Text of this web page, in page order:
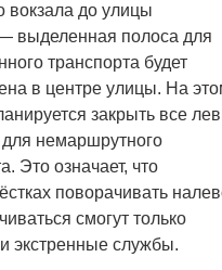
вокзала до улицы
выделенная полоса для
транспорта будет
в центре улицы. На
закрыть все
немаршрутного
Это означает, что
поворачивать
смогут только
экстренные службы.